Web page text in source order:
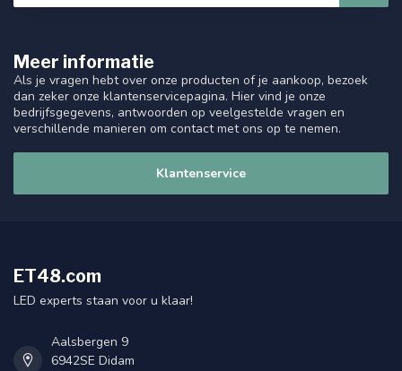
Meer informatie
Als je vragen hebt over onze producten of je aankoop, bezoek
dan zeker onze klantenservicepagina. Hier vind je onze
bedrijfsgegevens, antwoorden op veelgestelde vragen en
verschillende manieren om contact met ons op te nemen.
Klantenservice
ET48.com
LED experts staan voor u klaar!
Aalsbergen 9
6942SE Didam